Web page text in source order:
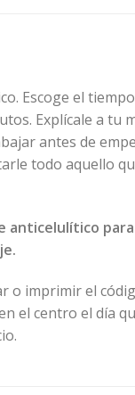
Escoge el
Explícale a tu
antes de
todo aquello
anticelulítico
o imprimir el
el centro el día